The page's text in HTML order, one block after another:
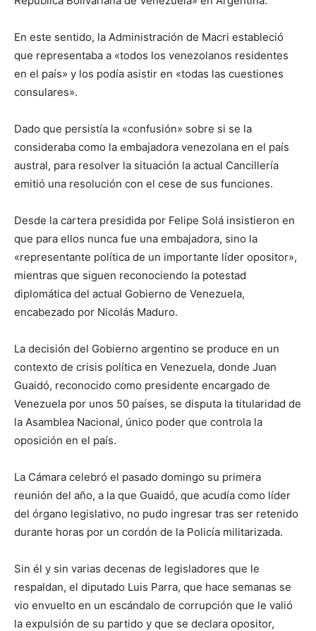
En este sentido, la Administración de Macri estableció
que representaba a «todos los venezolanos residentes
en el país» y los podía asistir en «todas las cuestiones
consulares».
Dado que persistía la «confusión» sobre si se la
consideraba como la embajadora venezolana en el país
austral, para resolver la situación la actual Cancillería
emitió una resolución con el cese de sus funciones.
Desde la cartera presidida por Felipe Solá insistieron en
que para ellos nunca fue una embajadora, sino la
«representante política de un importante líder opositor»,
mientras que siguen reconociendo la potestad
diplomática del actual Gobierno de Venezuela,
encabezado por Nicolás Maduro.
La decisión del Gobierno argentino se produce en un
contexto de crisis política en Venezuela, donde Juan
Guaidó, reconocido como presidente encargado de
Venezuela por unos 50 países, se disputa la titularidad de
la Asamblea Nacional, único poder que controla la
oposición en el país.
La Cámara celebró el pasado domingo su primera
reunión del año, a la que Guaidó, que acudía como líder
del órgano legislativo, no pudo ingresar tras ser retenido
durante horas por un cordón de la Policía militarizada.
Sin él y sin varias decenas de legisladores que le
respaldan, el diputado Luis Parra, que hace semanas se
vio envuelto en un escándalo de corrupción que le valió
la expulsión de su partido y que se declara opositor,